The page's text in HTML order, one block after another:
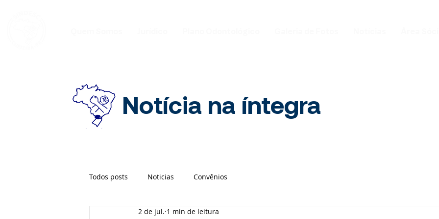
Notícia na íntegra
Todos posts Noticias Convênios
2 de jul. 1 min de leitura